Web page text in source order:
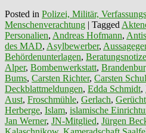
Posted in Polizei, Militär,
Menschenverachtung | Tagged
Personalien, Andreas Hofmann,
des MAD, Asylbewerber,
Behördenunterlagen,
Alper, Bombenwerkstatt,
Bums, Carsten Richter, Carsten
Deckblattmeldungen, Edda Schmidt,
Aust, Froschmühle, Gerlach,
Herberge, Islam, islamische
Jan Werner, JN-Mitglied, Jürgen